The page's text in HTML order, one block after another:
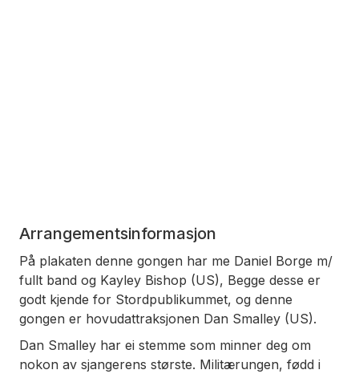
Arrangementsinformasjon
På plakaten denne gongen har me Daniel Borge m/
fullt band og Kayley Bishop (US), Begge desse er
godt kjende for Stordpublikummet, og denne
gongen er hovudattraksjonen Dan Smalley (US).
Dan Smalley har ei stemme som minner deg om
nokon av sjangerens største. Militærungen, fødd i